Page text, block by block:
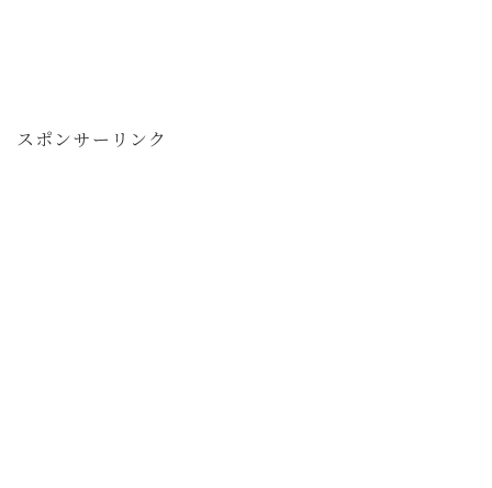
スポンサーリンク